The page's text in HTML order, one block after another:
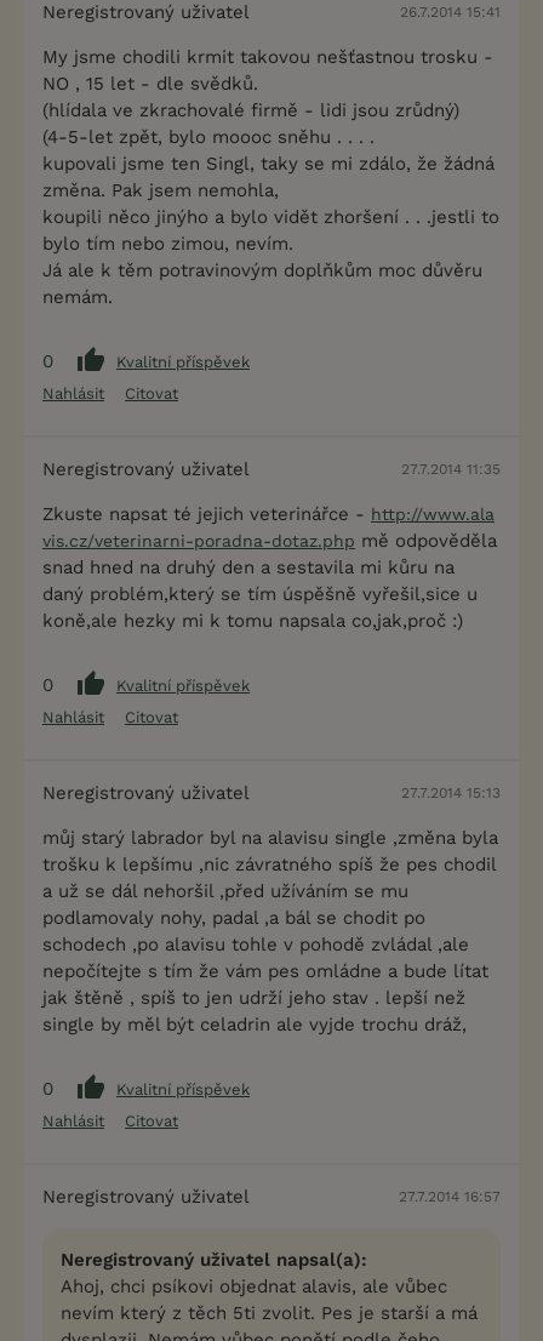
Neregistrovaný uživatel 26.7.2014 15:41
My jsme chodili krmit takovou nešťastnou trosku -
NO , 15 let - dle svědků.
(hlídala ve zkrachovalé firmě - lidi jsou zrůdný)
(4-5-let zpět, bylo moooc sněhu . . . .
kupovali jsme ten Singl, taky se mi zdálo, že žádná
změna. Pak jsem nemohla,
koupili něco jinýho a bylo vidět zhoršení . . .jestli to
bylo tím nebo zimou, nevím.
Já ale k těm potravinovým doplňkům moc důvěru
nemám.
0
Kvalitní příspěvek
Nahlásit
Citovat
Neregistrovaný uživatel 27.7.2014 11:35
Zkuste napsat té jejich veterinářce - http://www.ala
vis.cz/veterinarni-poradna-dotaz.php mě odpověděla
snad hned na druhý den a sestavila mi kůru na
daný problém,který se tím úspěšně vyřešil,sice u
koně,ale hezky mi k tomu napsala co,jak,proč :)
0
Kvalitní příspěvek
Nahlásit
Citovat
Neregistrovaný uživatel 27.7.2014 15:13
můj starý labrador byl na alavisu single ,změna byla
trošku k lepšímu ,nic závratného spíš že pes chodil
a už se dál nehoršil ,před užíváním se mu
podlamovaly nohy, padal ,a bál se chodit po
schodech ,po alavisu tohle v pohodě zvládal ,ale
nepočítejte s tím že vám pes omládne a bude lítat
jak štěně , spíš to jen udrží jeho stav . lepší než
single by měl být celadrin ale vyjde trochu dráž,
0
Kvalitní příspěvek
Nahlásit
Citovat
Neregistrovaný uživatel 27.7.2014 16:57
Neregistrovaný uživatel napsal(a):
Ahoj, chci psíkovi objednat alavis, ale vůbec
nevím který z těch 5ti zvolit. Pes je starší a má